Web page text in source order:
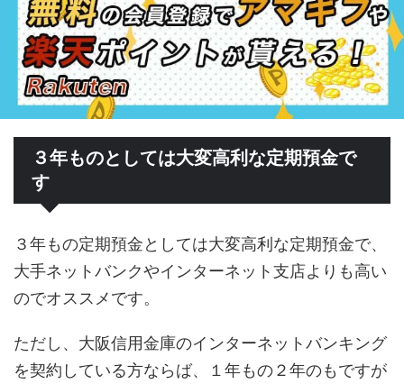
３年ものとしては大変高利な定期預金で
す
３年もの定期預金としては大変高利な定期預金で、
大手ネットバンクやインターネット支店よりも高い
のでオススメです。
ただし、大阪信用金庫のインターネットバンキング
を契約している方ならば、１年もの２年のもですが